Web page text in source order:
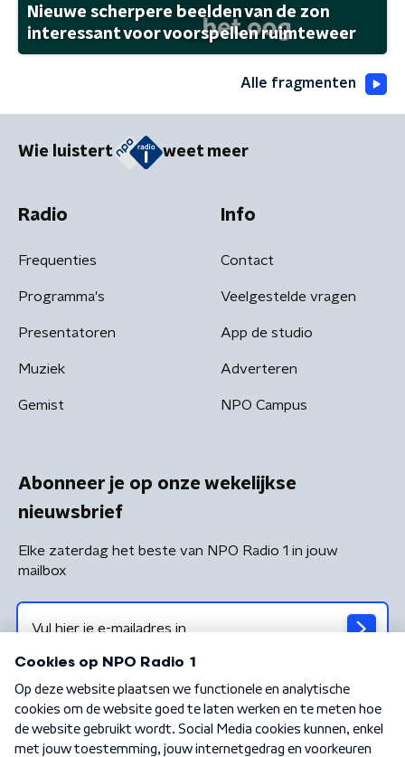
Nieuwe scherpere beelden van de zon
interessant voor voorspellen ruimteweer
Alle fragmenten
Wie luistert weet meer
Radio
Frequenties
Programma's
Presentatoren
Muziek
Gemist
Info
Contact
Veelgestelde vragen
App de studio
Adverteren
NPO Campus
Abonneer je op onze wekelijkse
nieuwsbrief
Elke zaterdag het beste van NPO Radio 1 in jouw
mailbox
Algemene voorwaarden